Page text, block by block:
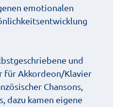
emotionalen
und
für Akkordeon/Klavier
Chansons,
dazu kamen eigene